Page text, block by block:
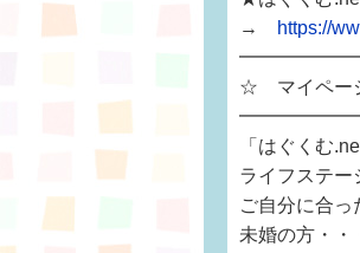
→
https://
☆ マイペ
「はぐくむ
ライフステー
ご自分に合っ
未婚の方・・